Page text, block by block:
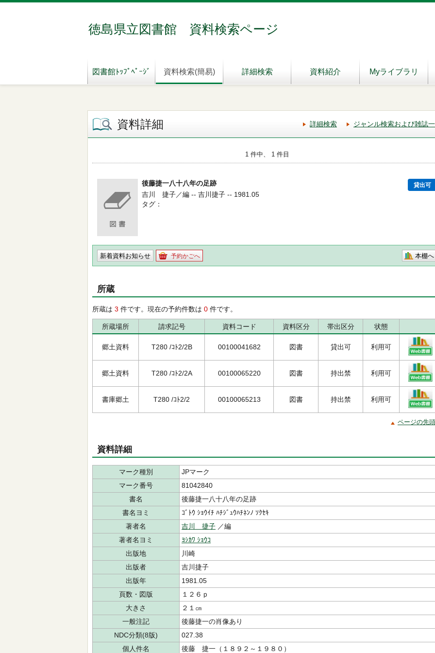
徳島県立図書館 資料検索ページ
図書館ﾄｯﾌﾟﾍﾟｰｼﾞ 資料検索(簡易) 詳細検索 資料紹介 Myライブラリ
資料詳細 詳細検索 ジャンル検索および雑誌
1 件中、 1 件目
後藤捷一八十八年の足跡 貸出可
吉川 捷子／編 -- 吉川捷子 -- 1981.05
タグ
新着資料お知らせ 予約かごへ 本棚へ
所蔵
所蔵は 3 件です。現在の予約件数は 0 件です。
所蔵場所 請求記号 資料コード 資料区分 帯出区分 状態
郷土資料 T280 /ｺﾄ2/2B 00100041682 図書 貸出可 利用可
郷土資料 T280 /ｺﾄ2/2A 00100065220 図書 持出禁 利用可
書庫郷土 T280 /ｺﾄ2/2 00100065213 図書 持出禁 利用可
ページの先
資料詳細
マーク種別
JPマーク
マーク番号
81042840
書名
後藤捷一八十八年の足跡
書名ヨミ
ｺﾞﾄｳ ｼｮｳｲﾁ ﾊﾁｼﾞｭｳﾊﾁﾈﾝﾉ ｿｸｾｷ
著者名
吉川 捷子 ／編
著者名ヨミ
ﾖｼｶﾜ ｼｮｳｺ
出版地
川崎
出版者
吉川捷子
出版年
1981.05
頁数・図版
１２６ｐ
大きさ
２１㎝
一般注記
後藤捷一の肖像あり
NDC分類(8版)
027.38
個人件名
後藤 捷一（１８９２～１９８０）